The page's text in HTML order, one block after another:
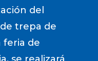
del
trepa de
feria de